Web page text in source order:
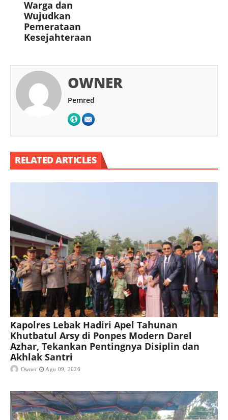
Warga dan
Wujudkan
Pemerataan
Kesejahteraan
OWNER
Pemred
RELATED ARTICLES
Kapolres Lebak Hadiri Apel Tahunan
Khutbatul Arsy di Ponpes Modern Darel
Azhar, Tekankan Pentingnya Disiplin dan
Akhlak Santri
Owner Agu 09, 2026